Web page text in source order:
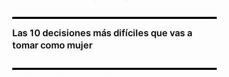
Las 10 decisiones más difíciles que vas a
tomar como mujer